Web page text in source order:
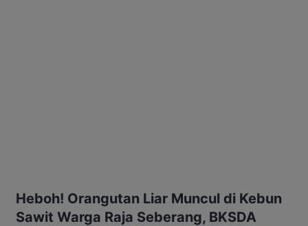
Heboh! Orangutan Liar Muncul di Kebun
Sawit Warga Raja Seberang, BKSDA